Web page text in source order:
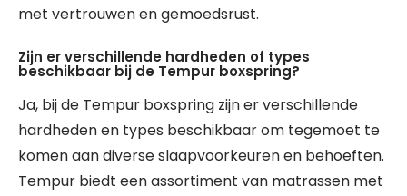
met vertrouwen en gemoedsrust.
Zijn er verschillende hardheden of types
beschikbaar bij de Tempur boxspring?
Ja, bij de Tempur boxspring zijn er verschillende
hardheden en types beschikbaar om tegemoet te
komen aan diverse slaapvoorkeuren en behoeften.
Tempur biedt een assortiment van matrassen met